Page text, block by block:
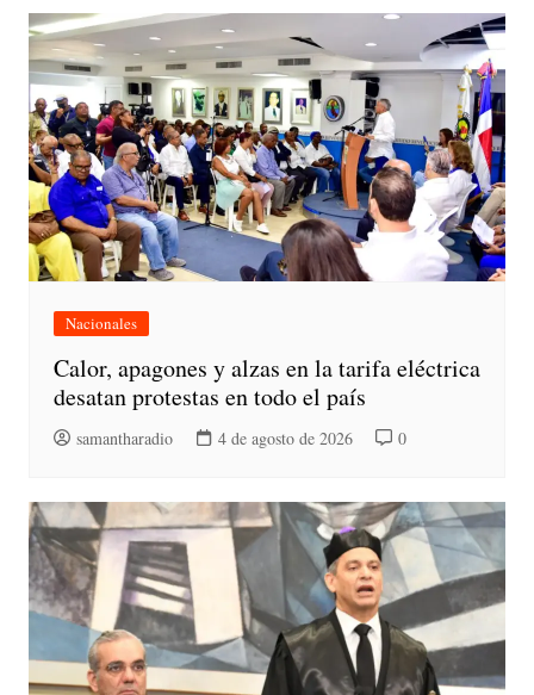
Nacionales
Calor, apagones y alzas en la tarifa eléctrica
desatan protestas en todo el país
samantharadio 4 de agosto de 2026 0